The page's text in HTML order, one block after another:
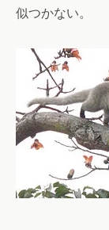
似つかない。